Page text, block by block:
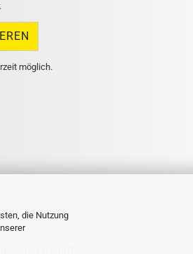
die Nutzung
möglich.